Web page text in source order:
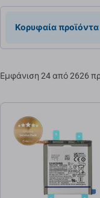
Προσθήκη στο
Κορυφαία προϊόντα
Εμφάνιση 24 από 2626